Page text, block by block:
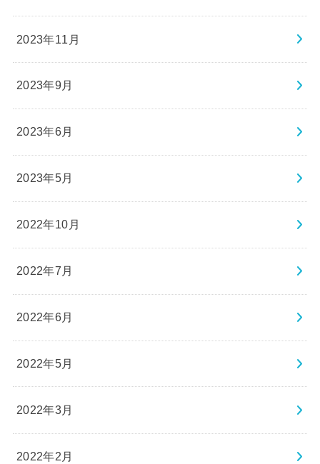
2023年11月
2023年9月
2023年6月
2023年5月
2022年10月
2022年7月
2022年6月
2022年5月
2022年3月
2022年2月